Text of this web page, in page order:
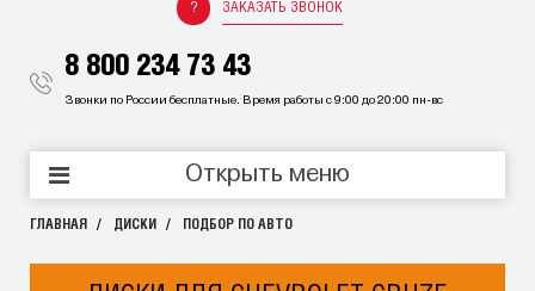
ЗАКАЗАТЬ ЗВОНОК
8 800 234 73 43
Звонки по России бесплатные. Время работы с 9:00 до 20:00 пн-вс
Открыть меню
ГЛАВНАЯ ДИСКИ ПОДБОР ПО АВТО